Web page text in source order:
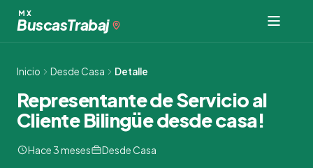
contenido
MX
BuscasTrabaj
Inicio Desde Casa Detalle
Representante de Servicio al
Cliente Bilingüe desde casa!
Hace 3 meses Desde Casa